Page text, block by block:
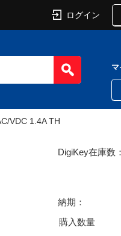
ログイン
VDC 1.4A TH
DigiKey在庫数：
納期：
購入数量